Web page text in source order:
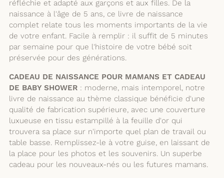
réfléchie et adapté aux garçons et aux filles. De la
naissance à l'âge de 5 ans, ce livre de naissance
complet relate tous les moments importants de la vie
de votre enfant. Facile à remplir : il suffit de 5 minutes
par semaine pour que l'histoire de votre bébé soit
préservée pour des générations.
CADEAU DE NAISSANCE POUR MAMANS ET CADEAU
DE BABY SHOWER : moderne, mais intemporel, notre
livre de naissance au thème classique bénéficie d'une
qualité de fabrication supérieure, avec une couverture
luxueuse en tissu estampillé à la feuille d'or qui
trouvera sa place sur n'importe quel plan de travail ou
table basse. Remplissez-le à votre guise, en laissant de
la place pour les photos et les souvenirs. Un superbe
cadeau pour les nouveaux-nés ou les futures mamans.